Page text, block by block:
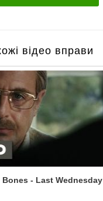
відео вправи
- Last Wednesday